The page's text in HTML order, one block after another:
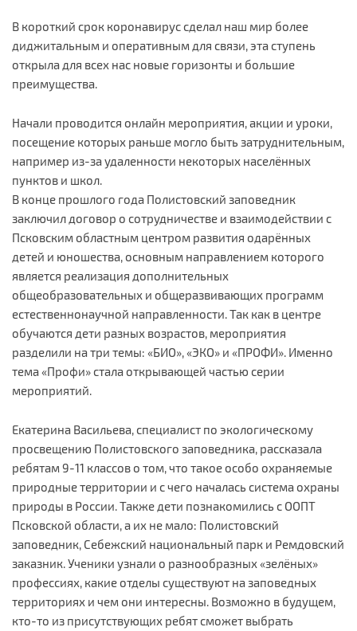
В короткий срок коронавирус сделал наш мир более
диджитальным и оперативным для связи, эта ступень
открыла для всех нас новые горизонты и большие
преимущества.
Начали проводится онлайн мероприятия, акции и уроки,
посещение которых раньше могло быть затруднительным,
например из-за удаленности некоторых населённых
пунктов и школ.
В конце прошлого года Полистовский заповедник
заключил договор о сотрудничестве и взаимодействии с
Псковским областным центром развития одарённых
детей и юношества, основным направлением которого
является реализация дополнительных
общеобразовательных и общеразвивающих программ
естественнонаучной направленности. Так как в центре
обучаются дети разных возрастов, мероприятия
разделили на три темы: «БИО», «ЭКО» и «ПРОФИ». Именно
тема «Профи» стала открывающей частью серии
мероприятий.
Екатерина Васильева, специалист по экологическому
просвещению Полистовского заповедника, рассказала
ребятам 9-11 классов о том, что такое особо охраняемые
природные территории и с чего началась система охраны
природы в России. Также дети познакомились с ООПТ
Псковской области, а их не мало: Полистовский
заповедник, Себежский национальный парк и Ремдовский
заказник. Ученики узнали о разнообразных «зелёных»
профессиях, какие отделы существуют на заповедных
территориях и чем они интересны. Возможно в будущем,
кто-то из присутствующих ребят сможет выбрать